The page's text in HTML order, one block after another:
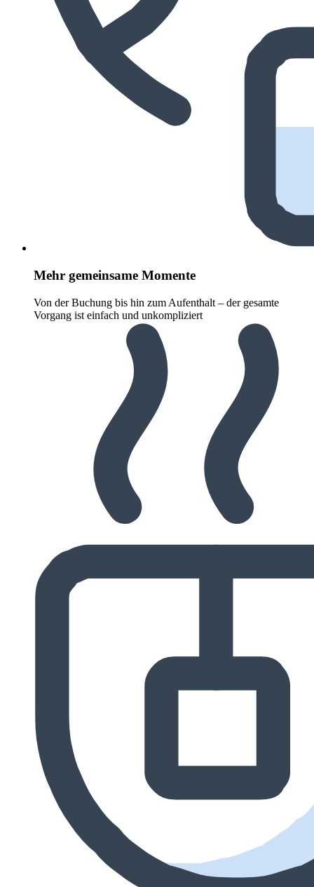
Mehr gemeinsame Momente
Von der Buchung bis hin zum Aufenthalt – der gesamte
Vorgang ist einfach und unkompliziert